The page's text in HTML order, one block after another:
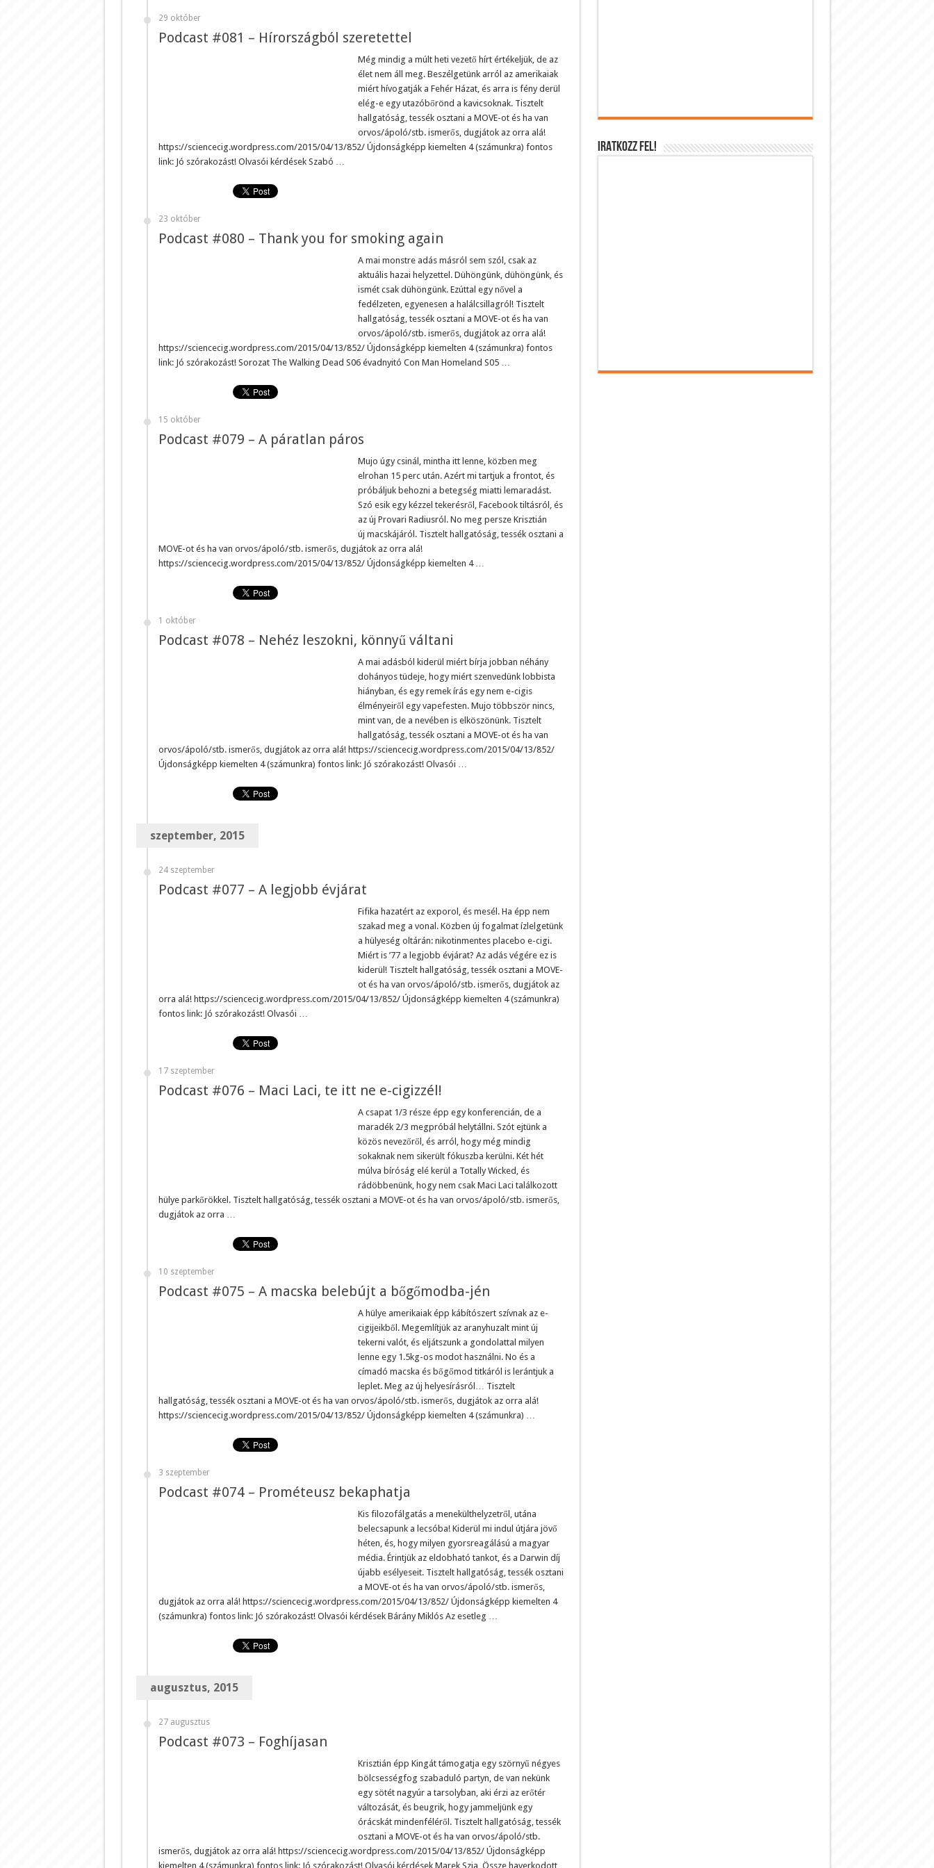
29 október
Podcast #081 – Hírországból szeretettel
Még mindig a múlt heti vezető hírt értékeljük, de az
élet nem áll meg. Beszélgetünk arról az amerikaiak
miért hívogatják a Fehér Házat, és arra is fény derül
elég-e egy utazóbőrönd a kavicsoknak. Tisztelt
hallgatóság, tessék osztani a MOVE-ot és ha van
orvos/ápoló/stb. ismerős, dugjátok az orra alá!
https://sciencecig.wordpress.com/2015/04/13/852/ Újdonságképp kiemelten 4 (számunkra) fontos
link: Jó szórakozást! Olvasói kérdések Szabó …
23 október
Podcast #080 – Thank you for smoking again
A mai monstre adás másról sem szól, csak az
aktuális hazai helyzettel. Dühöngünk, dühöngünk, és
ismét csak dühöngünk. Ezúttal egy nővel a
fedélzeten, egyenesen a halálcsillagról! Tisztelt
hallgatóság, tessék osztani a MOVE-ot és ha van
orvos/ápoló/stb. ismerős, dugjátok az orra alá!
https://sciencecig.wordpress.com/2015/04/13/852/ Újdonságképp kiemelten 4 (számunkra) fontos
link: Jó szórakozást! Sorozat The Walking Dead S06 évadnyitó Con Man Homeland S05 …
15 október
Podcast #079 – A páratlan páros
Mujo úgy csinál, mintha itt lenne, közben meg
elrohan 15 perc után. Azért mi tartjuk a frontot, és
próbáljuk behozni a betegség miatti lemaradást.
Szó esik egy kézzel tekerésről, Facebook tiltásról, és
az új Provari Radiusról. No meg persze Krisztián
új macskájáról. Tisztelt hallgatóság, tessék osztani a
MOVE-ot és ha van orvos/ápoló/stb. ismerős, dugjátok az orra alá!
https://sciencecig.wordpress.com/2015/04/13/852/ Újdonságképp kiemelten 4 …
1 október
Podcast #078 – Nehéz leszokni, könnyű váltani
A mai adásból kiderül miért bírja jobban néhány
dohányos tüdeje, hogy miért szenvedünk lobbista
hiányban, és egy remek írás egy nem e-cigis
élményeiről egy vapefesten. Mujo többször nincs,
mint van, de a nevében is elköszönünk. Tisztelt
hallgatóság, tessék osztani a MOVE-ot és ha van
orvos/ápoló/stb. ismerős, dugjátok az orra alá! https://sciencecig.wordpress.com/2015/04/13/852/
Újdonságképp kiemelten 4 (számunkra) fontos link: Jó szórakozást! Olvasói …
szeptember, 2015
24 szeptember
Podcast #077 – A legjobb évjárat
Fifika hazatért az exporol, és mesél. Ha épp nem
szakad meg a vonal. Közben új fogalmat ízlelgetünk
a hülyeség oltárán: nikotinmentes placebo e-cigi.
Miért is ’77 a legjobb évjárat? Az adás végére ez is
kiderül! Tisztelt hallgatóság, tessék osztani a MOVE-
ot és ha van orvos/ápoló/stb. ismerős, dugjátok az
orra alá! https://sciencecig.wordpress.com/2015/04/13/852/ Újdonságképp kiemelten 4 (számunkra)
fontos link: Jó szórakozást! Olvasói …
17 szeptember
Podcast #076 – Maci Laci, te itt ne e-cigizzél!
A csapat 1/3 része épp egy konferencián, de a
maradék 2/3 megpróbál helytállni. Szót ejtünk a
közös nevezőről, és arról, hogy még mindig
sokaknak nem sikerült fókuszba kerülni. Két hét
múlva bíróság elé kerül a Totally Wicked, és
rádöbbenünk, hogy nem csak Maci Laci találkozott
hülye parkőrökkel. Tisztelt hallgatóság, tessék osztani a MOVE-ot és ha van orvos/ápoló/stb. ismerős,
dugjátok az orra …
10 szeptember
Podcast #075 – A macska belebújt a bőgőmodba-jén
A hülye amerikaiak épp kábítószert szívnak az e-
cigijeikből. Megemlítjük az aranyhuzalt mint új
tekerni valót, és eljátszunk a gondolattal milyen
lenne egy 1.5kg-os modot használni. No és a
címadó macska és bőgőmod titkáról is lerántjuk a
leplet. Meg az új helyesírásról… Tisztelt
hallgatóság, tessék osztani a MOVE-ot és ha van orvos/ápoló/stb. ismerős, dugjátok az orra alá!
https://sciencecig.wordpress.com/2015/04/13/852/ Újdonságképp kiemelten 4 (számunkra) …
3 szeptember
Podcast #074 – Prométeusz bekaphatja
Kis filozofálgatás a menekülthelyzetről, utána
belecsapunk a lecsóba! Kiderül mi indul útjára jövő
héten, és, hogy milyen gyorsreagálású a magyar
média. Érintjük az eldobható tankot, és a Darwin díj
újabb esélyeseit. Tisztelt hallgatóság, tessék osztani
a MOVE-ot és ha van orvos/ápoló/stb. ismerős,
dugjátok az orra alá! https://sciencecig.wordpress.com/2015/04/13/852/ Újdonságképp kiemelten 4
(számunkra) fontos link: Jó szórakozást! Olvasói kérdések Bárány Miklós Az esetleg …
augusztus, 2015
27 augusztus
Podcast #073 – Foghíjasan
Krisztián épp Kingát támogatja egy szörnyű négyes
bölcsességfog szabaduló partyn, de van nekünk
egy sötét nagyúr a tarsolyban, aki érzi az erőtér
változását, és beugrik, hogy jammeljünk egy
órácskát mindenféléről. Tisztelt hallgatóság, tessék
osztani a MOVE-ot és ha van orvos/ápoló/stb.
ismerős, dugjátok az orra alá! https://sciencecig.wordpress.com/2015/04/13/852/ Újdonságképp
kiemelten 4 (számunkra) fontos link: Jó szórakozást! Olvasói kérdések Marek Szia, Össze haverkodott
IRATKOZZ FEL!